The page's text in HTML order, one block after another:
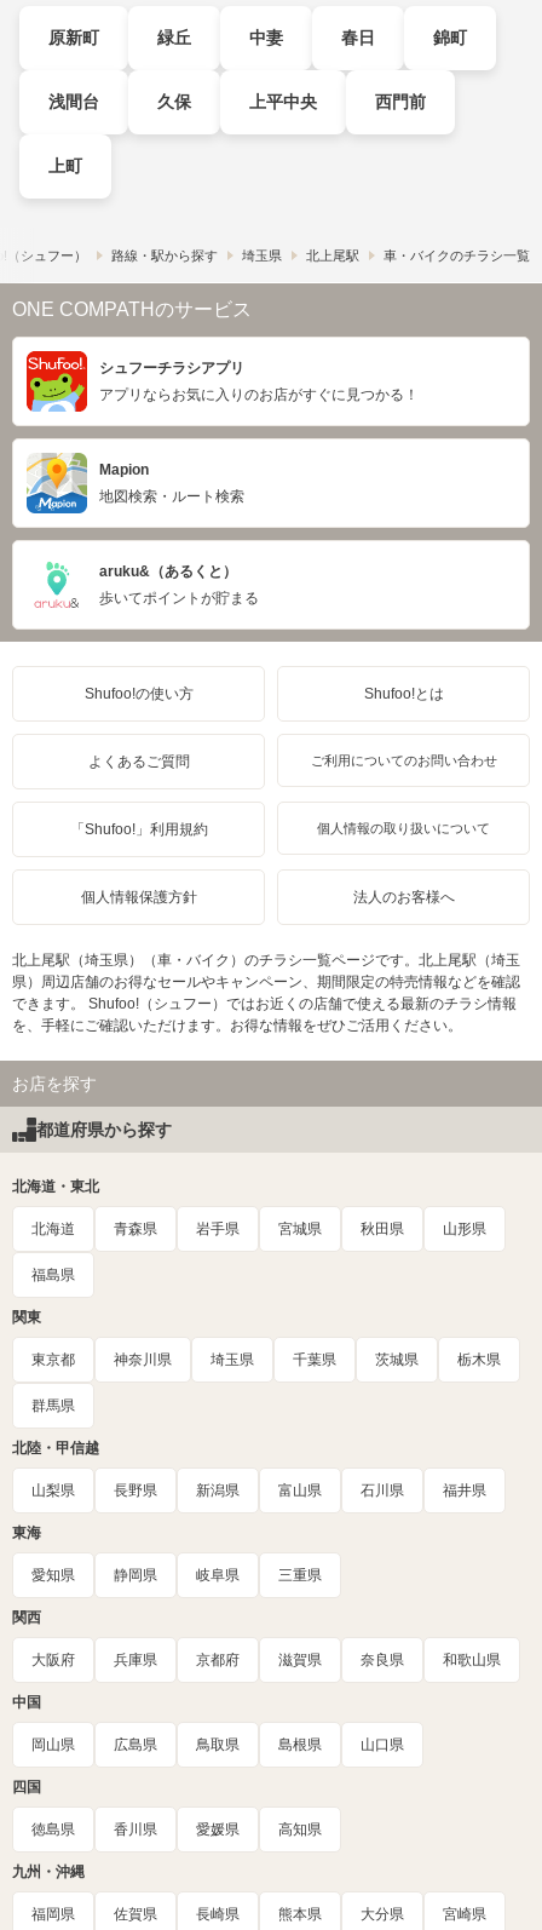
原新町 緑丘 中妻 春日 錦町
浅間台 久保 上平中央 西門前
上町
シュフー） 路線・駅から探す 埼玉県 北上尾駅 車・バイクのチラシ一覧
ONE COMPATHのサービス
シュフーチラシアプリ
アプリならお気に入りのお店がすぐに見つかる！
Mapion
地図検索・ルート検索
aruku&（あるくと）
歩いてポイントが貯まる
Shufoo!の使い方 Shufoo!とは
よくあるご質問 ご利用についてのお問い合わせ
「Shufoo!」利用規約 個人情報の取り扱いについて
個人情報保護方針 法人のお客様へ
北上尾駅（埼玉県）（車・バイク）のチラシ一覧ページです。北上尾駅（埼玉
県）周辺店舗のお得なセールやキャンペーン、期間限定の特売情報などを確認
できます。 Shufoo!（シュフー）ではお近くの店舗で使える最新のチラシ情報
を、手軽にご確認いただけます。お得な情報をぜひご活用ください。
お店を探す
都道府県から探す
北海道・東北
北海道 青森県 岩手県 宮城県 秋田県 山形県
福島県
関東
東京都 神奈川県 埼玉県 千葉県 茨城県 栃木県
群馬県
北陸・甲信越
山梨県 長野県 新潟県 富山県 石川県 福井県
東海
愛知県 静岡県 岐阜県 三重県
関西
大阪府 兵庫県 京都府 滋賀県 奈良県 和歌山県
中国
岡山県 広島県 鳥取県 島根県 山口県
四国
徳島県 香川県 愛媛県 高知県
九州・沖縄
福岡県 佐賀県 長崎県 熊本県 大分県 宮崎県